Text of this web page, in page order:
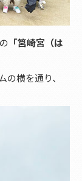
「筥崎宮（は
横を通り、